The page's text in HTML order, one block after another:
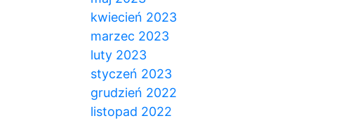
kwiecień 2023
marzec 2023
luty 2023
styczeń 2023
grudzień 2022
listopad 2022